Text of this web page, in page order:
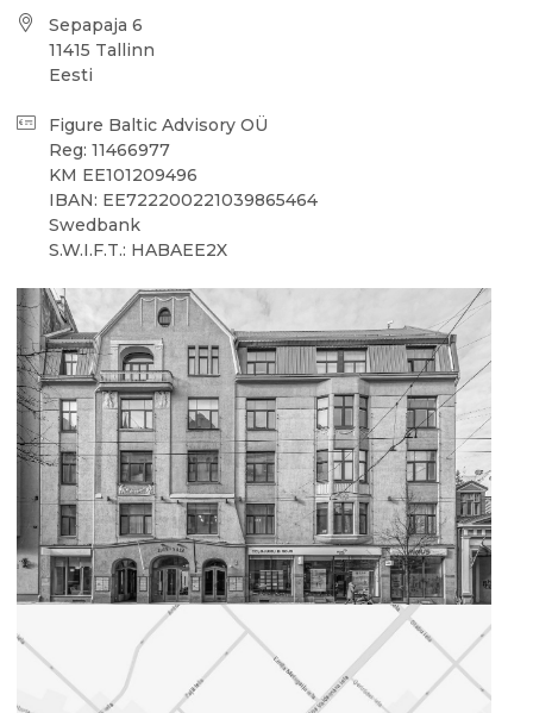
Sepapaja 6
11415 Tallinn
Eesti
Figure Baltic Advisory OÜ
Reg: 11466977
KM EE101209496
IBAN: EE722200221039865464
Swedbank
S.W.I.F.T.: HABAEE2X